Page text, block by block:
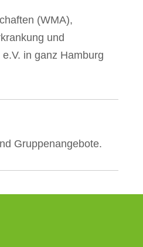
(WMA),
und
in ganz Hamburg
Gruppenangebote.